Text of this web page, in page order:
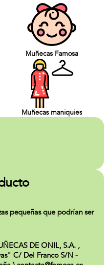
Muñecas Famosa
Muñecas maniquies
pequeñas que podrían ser
DE ONIL, S.A. ,
C/ Del Franco S/N -